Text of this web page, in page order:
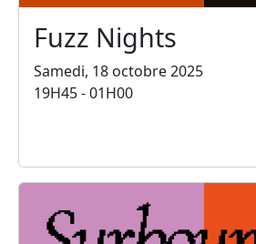
Fuzz Nights
Samedi, 18 octobre 2025
19H45 - 01H00